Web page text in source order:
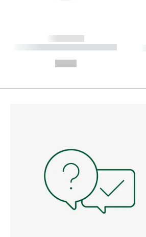
------------
----------- ----------- ----------